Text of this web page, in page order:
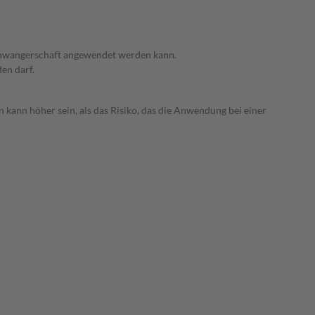
angewendet werden kann.
darf.
höher sein, als das Risiko, das die Anwendung bei einer